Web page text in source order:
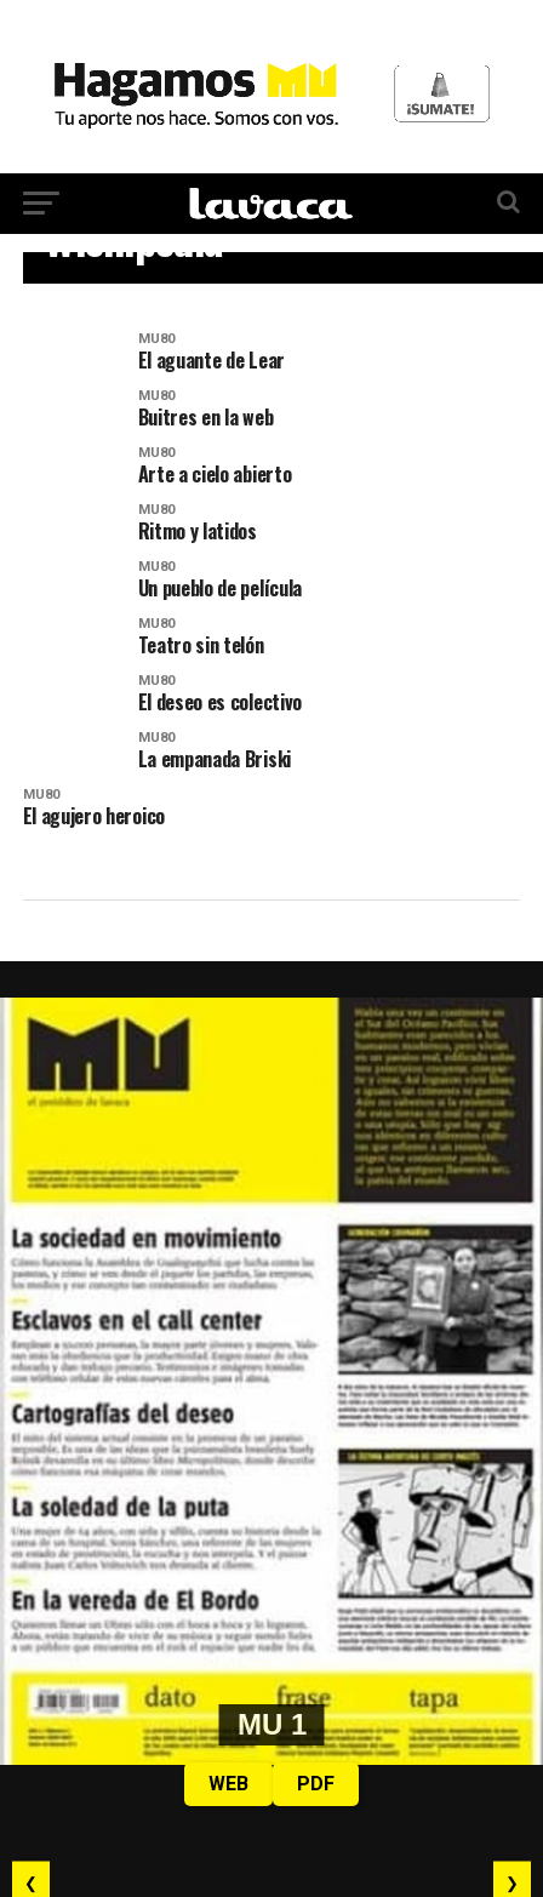
Wichipedia
MU80
El aguante de Lear
MU80
Buitres en la web
MU80
Arte a cielo abierto
MU80
Ritmo y latidos
MU80
Un pueblo de película
MU80
Teatro sin telón
MU80
El deseo es colectivo
MU80
La empanada Briski
MU80
El agujero heroico
MU 1
WEB PDF
❮ ❯